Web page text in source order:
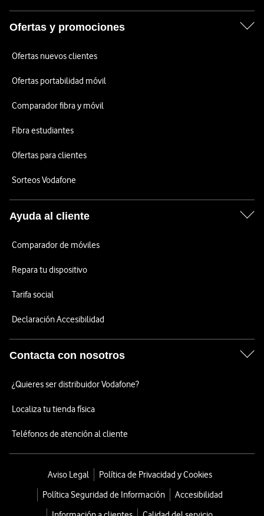
Ofertas y promociones
Ofertas nuevos clientes
Ofertas portabilidad móvil
Comparador fibra y móvil
Fibra estudiantes
Ofertas para clientes
Sorteos Vodafone
Ayuda al cliente
Comparador de móviles
Repara tu dispositivo
Tarifa social
Declaración Accesibilidad
Contacta con nosotros
¿Quieres ser distribuidor Vodafone?
Localiza tu tienda física
Teléfonos de atención al cliente
Aviso Legal
Política de Privacidad y Cookies
Política Seguridad de Información
Accesibilidad